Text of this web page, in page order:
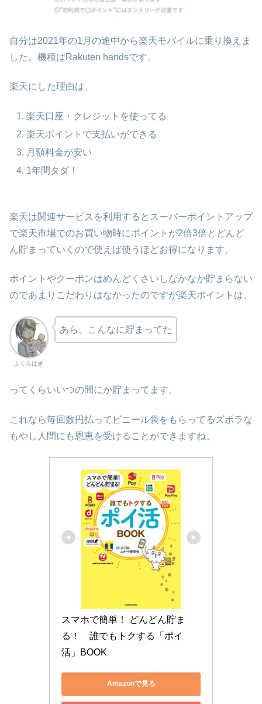
自分は2021年の1月の途中から楽天モバイルに乗り換えま
した。機種はRakuten handsです。
楽天にした理由は、
楽天口座・クレジットを使ってる
楽天ポイントで支払いができる
月額料金が安い
1年間タダ！
楽天は関連サービスを利用するとスーパーポイントアップ
で楽天市場でのお買い物時にポイントが2倍3倍とどんど
ん貯まっていくので使えば使うほどお得になります。
ポイントやクーポンはめんどくさいしなかなか貯まらない
のであまりこだわりはなかったのですが楽天ポイントは、
ふくらはぎ
あら、こんなに貯まってた
ってくらいいつの間にか貯まってます。
これなら毎回数円払ってビニール袋をもらってるズボラな
もやし人間にも恩恵を受けることができますね。
スマホで簡単！ どんどん貯ま
る！　誰でもトクする「ポイ
活」BOOK
Amazonで見る